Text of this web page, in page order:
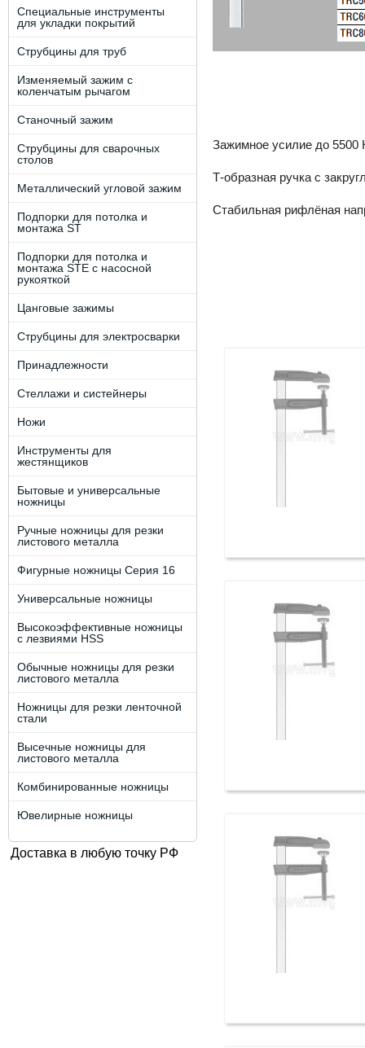
Специальные инструменты
для укладки покрытий
Струбцины для труб
Изменяемый зажим с
коленчатым рычагом
Станочный зажим
Струбцины для сварочных
столов
Металлический угловой зажим
Подпорки для потолка и
монтажа ST
Подпорки для потолка и
монтажа STE c наcоcной
рукояткой
Цанговые зажимы
Струбцины для электросварки
Принадлежности
Стеллажи и систейнеры
Ножи
Инструменты для
жестянщиков
Бытовые и универсальные
ножницы
Ручные ножницы для резки
листового металла
Фигурные ножницы Серия 16
Универсальные ножницы
Высокоэффективные ножницы
с лезвиями HSS
Обычные ножницы для резки
листового металла
Ножницы для резки ленточной
стали
Высечные ножницы для
листового металла
Комбинированные ножницы
Ювелирные ножницы
Доставка в любую точку РФ
Зажимное усилие до 5500
Т-образная ручка с
Стабильная рифлёная